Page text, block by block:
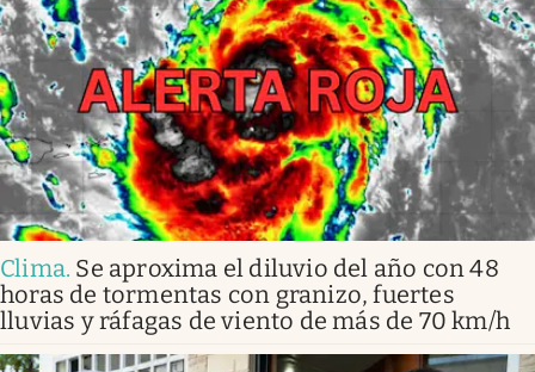
Clima. Se aproxima el diluvio del año con 48
horas de tormentas con granizo, fuertes
lluvias y ráfagas de viento de más de 70 km/h